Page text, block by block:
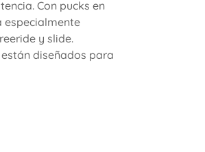
Con pucks en
especialmente
y slide.
diseñados para